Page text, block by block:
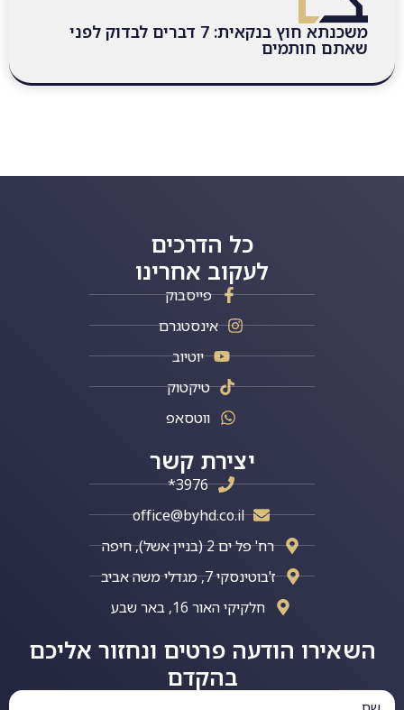
משכנתא חוץ בנקאית: 7 דברים לבדוק לפני
שאתם חותמים
כל הדרכים
לעקוב אחרינו
פייסבוק
אינסטגרם
יוטיוב
טיקטוק
ווטסאפ
השאירו הודעה פרטים ונחזור אליכם
בהקדם
יצירת קשר
3976*
office@byhd.co.il
רח' פל ים 2 (בניין אשל), חיפה
ז'בוטינסקי 7, מגדלי משה אביב
חלקיקי האור 16, באר שבע